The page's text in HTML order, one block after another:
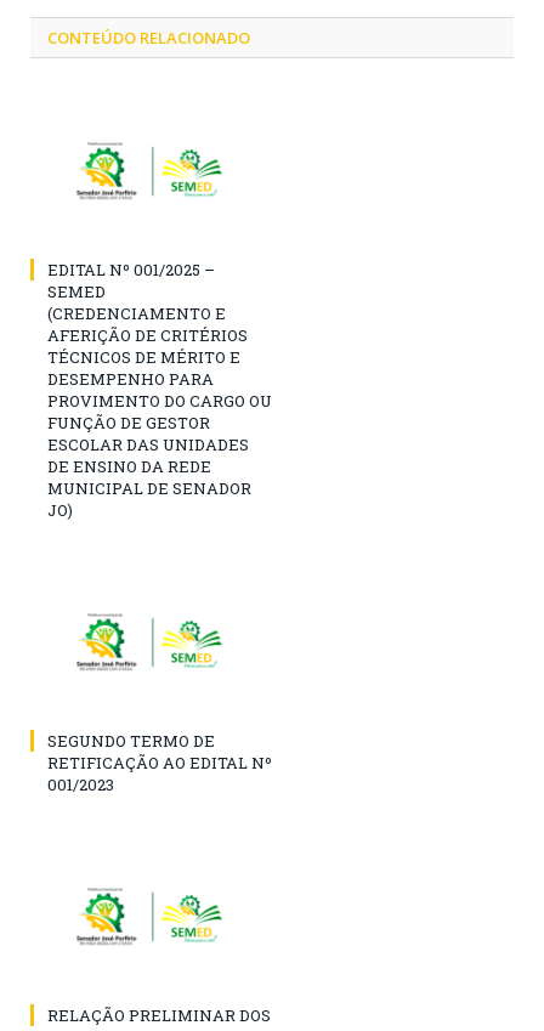
CONTEÚDO RELACIONADO
EDITAL Nº 001/2025 –
SEMED
(CREDENCIAMENTO E
AFERIÇÃO DE CRITÉRIOS
TÉCNICOS DE MÉRITO E
DESEMPENHO PARA
PROVIMENTO DO CARGO OU
FUNÇÃO DE GESTOR
ESCOLAR DAS UNIDADES
DE ENSINO DA REDE
MUNICIPAL DE SENADOR
JO)
SEGUNDO TERMO DE
RETIFICAÇÃO AO EDITAL Nº
001/2023
RELAÇÃO PRELIMINAR DOS